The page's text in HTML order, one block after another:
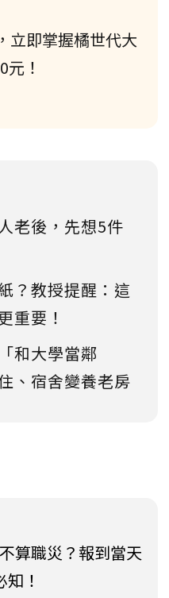
立即掌握橘世代大
！
老後，先想5件
？教授提醒：這
重要！
和大學當鄰
、宿舍變養老房
算職災？報到當天
！